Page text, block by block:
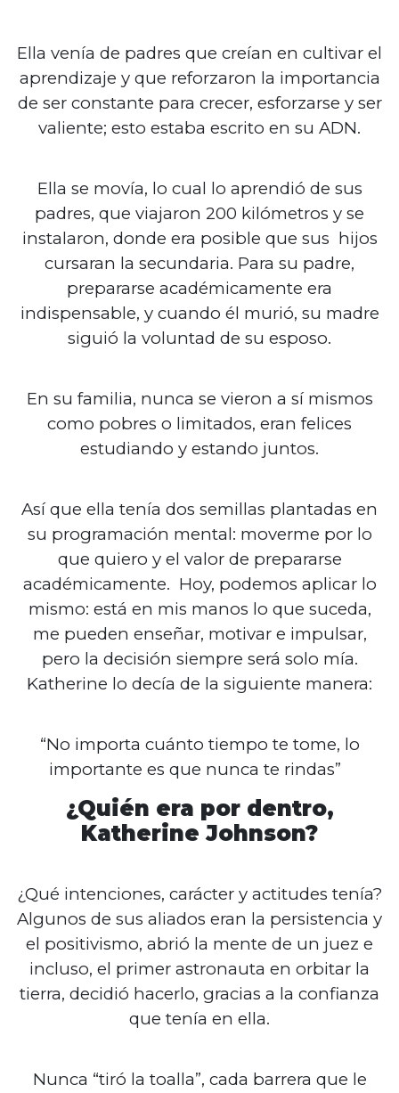
Ella venía de padres que creían en cultivar el
aprendizaje y que reforzaron la importancia
de ser constante para crecer, esforzarse y ser
valiente; esto estaba escrito en su ADN.
Ella se movía, lo cual lo aprendió de sus
padres, que viajaron 200 kilómetros y se
instalaron, donde era posible que sus hijos
cursaran la secundaria. Para su padre,
prepararse académicamente era
indispensable, y cuando él murió, su madre
siguió la voluntad de su esposo.
En su familia, nunca se vieron a sí mismos
como pobres o limitados, eran felices
estudiando y estando juntos.
Así que ella tenía dos semillas plantadas en
su programación mental: moverme por lo
que quiero y el valor de prepararse
académicamente. Hoy, podemos aplicar lo
mismo: está en mis manos lo que suceda,
me pueden enseñar, motivar e impulsar,
pero la decisión siempre será solo mía.
Katherine lo decía de la siguiente manera:
“No importa cuánto tiempo te tome, lo
importante es que nunca te rindas”
¿Quién era por dentro,
Katherine Johnson?
¿Qué intenciones, carácter y actitudes tenía?
Algunos de sus aliados eran la persistencia y
el positivismo, abrió la mente de un juez e
incluso, el primer astronauta en orbitar la
tierra, decidió hacerlo, gracias a la confianza
que tenía en ella.
Nunca “tiró la toalla”, cada barrera que le